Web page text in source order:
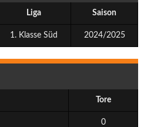
Liga Saison
1. Klasse Süd 2024/2025
Tore
0